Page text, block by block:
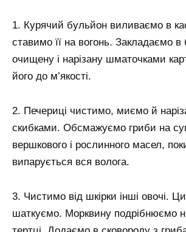
1. Курячий бульйон виливаємо в
ставимо її на вогонь. Закладаємо в
очищену і нарізану шматочками
його до м’якості.
2. Печериці чистимо, миємо й
скибками. Обсмажуємо гриби на
вершкового і рослинного масел,
випарується вся волога.
3. Чистимо від шкірки інші овочі.
шаткуємо. Морквину подрібнюємо